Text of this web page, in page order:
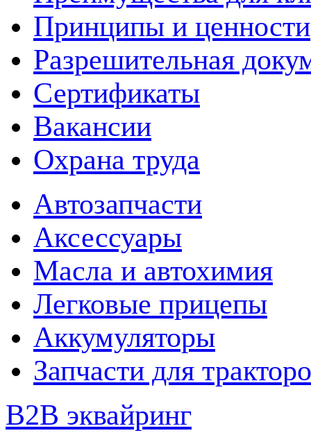
Принципы и ценности
Разрешительная
Сертификаты
Вакансии
Охрана труда
Автозапчасти
Аксессуары
Масла и автохимия
Легковые прицепы
Аккумуляторы
Запчасти для
B2B эквайринг